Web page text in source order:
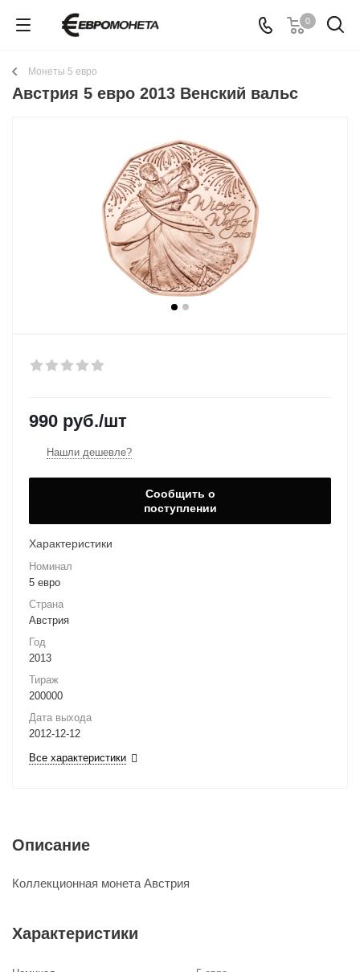
0
Монеты 5 евро
Австрия 5 евро 2013 Венский вальс
990 руб./шт
Нашли дешевле?
Сообщить о
поступлении
Характеристики
Номинал
5 евро
Страна
Австрия
Год
2013
Тираж
200000
Дата выхода
2012-12-12
Все характеристики
Описание
Коллекционная монета Австрия
Характеристики